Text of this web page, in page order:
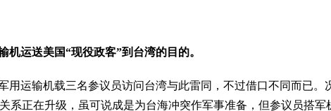
机运送美国“现役政客”到台湾的目的。
输机载三名参议员访问台湾与此雷同，不过借口不同而已。
正在升级，虽可说成是为台海冲突作军事准备，但参议员搭军